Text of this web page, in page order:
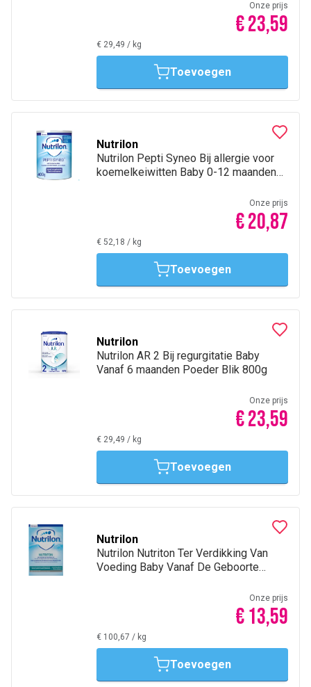
Onze prijs
€ 23,59
€ 29,49 / kg
Toevoegen
Nutrilon
Nutrilon Pepti Syneo Bij allergie voor
koemelkeiwitten Baby 0-12 maanden
Onze prijs
€ 20,87
€ 52,18 / kg
Toevoegen
Nutrilon
Nutrilon AR 2 Bij regurgitatie Baby
Vanaf 6 maanden Poeder Blik 800g
Onze prijs
€ 23,59
€ 29,49 / kg
Toevoegen
Nutrilon
Nutrilon Nutriton Ter Verdikking Van
Voeding Baby Vanaf De Geboorte
Onze prijs
€ 13,59
€ 100,67 / kg
Toevoegen